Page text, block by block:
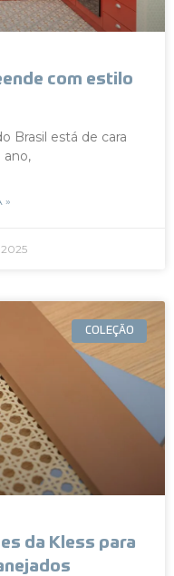
com estilo
Brasil está de cara
ano,
»
COLEÇÃO
da Kless para